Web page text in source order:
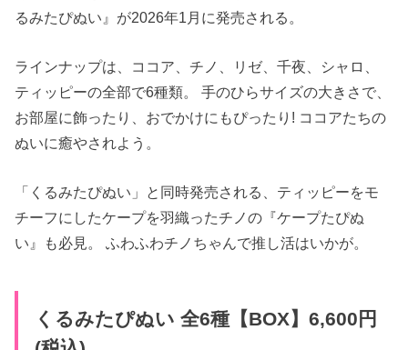
るみたぴぬい』が2026年1月に発売される。
ラインナップは、ココア、チノ、リゼ、千夜、シャロ、
ティッピーの全部で6種類。 手のひらサイズの大きさで、
お部屋に飾ったり、おでかけにもぴったり! ココアたちの
ぬいに癒やされよう。
「くるみたぴぬい」と同時発売される、ティッピーをモ
チーフにしたケープを羽織ったチノの『ケープたぴぬ
い』も必見。 ふわふわチノちゃんで推し活はいかが。
くるみた​ぴぬい​ 全6種【BOX】6,600円